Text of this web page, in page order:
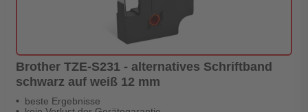
Brother TZE-S231 - alternatives Schriftband
schwarz auf weiß 12 mm
beste Ergebnisse